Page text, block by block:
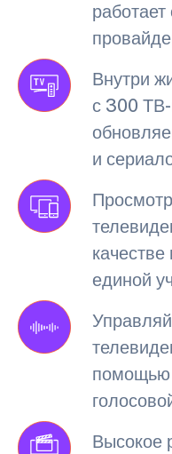
Внутри
с 300
и
единой
помощью
Высокое